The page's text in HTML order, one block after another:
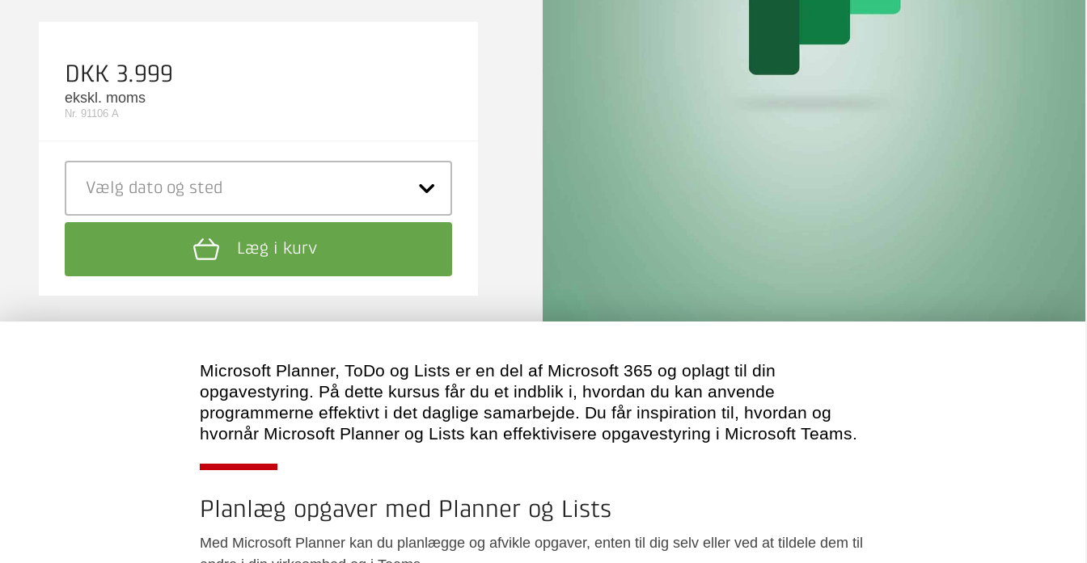
DKK 3.999
ekskl. moms
Nr. 91106 A
Vælg dato og sted
Læg i kurv
Microsoft Planner, ToDo og Lists er en del af Microsoft 365 og oplagt til din
opgavestyring. På dette kursus får du et indblik i, hvordan du kan anvende
programmerne effektivt i det daglige samarbejde. Du får inspiration til, hvordan og
hvornår Microsoft Planner og Lists kan effektivisere opgavestyring i Microsoft Teams.
Planlæg opgaver med Planner og Lists
Med Microsoft Planner kan du planlægge og afvikle opgaver, enten til dig selv eller ved at tildele dem til